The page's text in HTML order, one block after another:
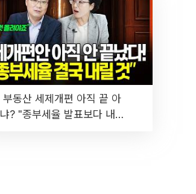
부동산 세제개편 아직 끝 아
냐? "종부세율 발표보다 내릴